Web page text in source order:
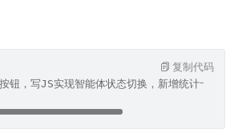
钮，写JS实现智能体状态切换，新增统计卡片计
复制代码